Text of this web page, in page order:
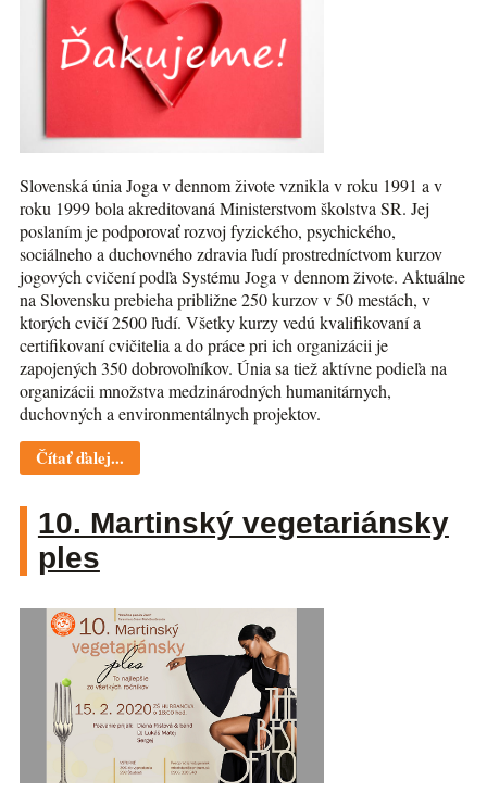
Slovenská únia Joga v dennom živote vznikla v roku 1991 a v
roku 1999 bola akreditovaná Ministerstvom školstva SR. Jej
poslaním je podporovať rozvoj fyzického, psychického,
sociálneho a duchovného zdravia ľudí prostredníctvom kurzov
jogových cvičení podľa Systému Joga v dennom živote. Aktuálne
na Slovensku prebieha približne 250 kurzov v 50 mestách, v
ktorých cvičí 2500 ľudí. Všetky kurzy vedú kvalifikovaní a
certifikovaní cvičitelia a do práce pri ich organizácii je
zapojených 350 dobrovoľníkov. Únia sa tiež aktívne podieľa na
organizácii množstva medzinárodných humanitárnych,
duchovných a environmentálnych projektov.
Čítať ďalej...
10. Martinský vegetariánsky
ples